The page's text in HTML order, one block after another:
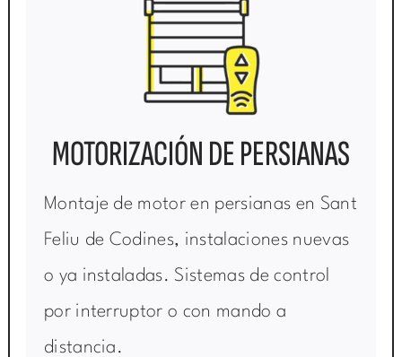
MOTORIZACIÓN DE PERSIANAS
Montaje de motor en persianas en Sant
Feliu de Codines, instalaciones nuevas
o ya instaladas. Sistemas de control
por interruptor o con mando a
distancia.